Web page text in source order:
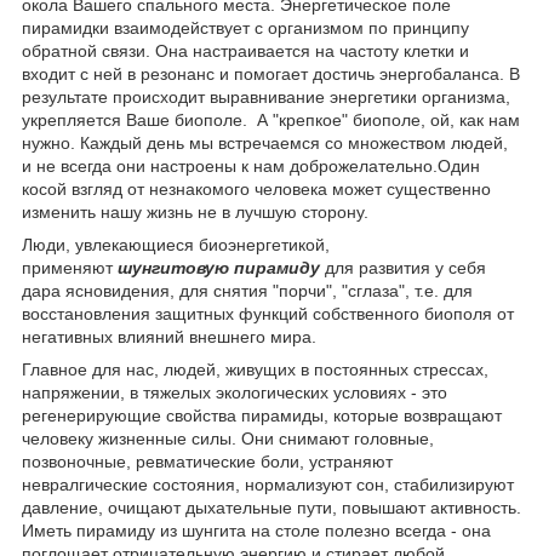
окола Вашего спального места. Энергетическое поле
пирамидки взаимодействует с организмом по принципу
обратной связи. Она настраивается на частоту клетки и
входит с ней в резонанс и помогает достичь энергобаланса. В
результате происходит выравнивание энергетики организма,
укрепляется Ваше биополе. А "крепкое" биополе, ой, как нам
нужно. Каждый день мы встречаемся со множеством людей,
и не всегда они настроены к нам доброжелательно.Один
косой взгляд от незнакомого человека может существенно
изменить нашу жизнь не в лучшую сторону.
Люди, увлекающиеся биоэнергетикой,
применяютшунгитовую пирамиду для развития у себя
дара ясновидения, для снятия "порчи", "сглаза", т.е. для
восстановления защитных функций собственного биополя от
негативных влияний внешнего мира.
Главное для нас, людей, живущих в постоянных стрессах,
напряжении, в тяжелых экологических условиях - это
регенерирующие свойства пирамиды, которые возвращают
человеку жизненные силы. Они снимают головные,
позвоночные, ревматические боли, устраняют
невралгические состояния, нормализуют сон, стабилизируют
давление, очищают дыхательные пути, повышают активность.
Иметь пирамиду из шунгита на столе полезно всегда - она